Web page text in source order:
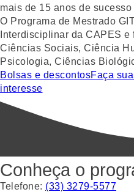
mais de 15 anos de sucesso
O Programa de Mestrado
Interdisciplinar da CAPES
Ciências Sociais, Ciência
Psicologia, Ciências
Bolsas e descontosFaça
interesse
Conheça o
Telefone: (33) 3279-5577